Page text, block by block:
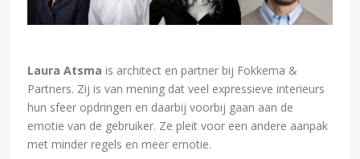
Laura Atsma is architect en partner bij Fokkema &
Partners. Zij is van mening dat veel expressieve interieurs
hun sfeer opdringen en daarbij voorbij gaan aan de
emotie van de gebruiker. Ze pleit voor een andere aanpak
met minder regels en meer emotie.